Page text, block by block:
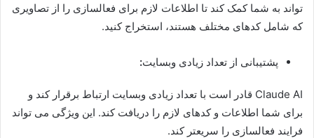
تواند به شما کمک کند تا اطلاعات لازم برای فعالسازی را از تصاویری
که شامل کدهای مختلف هستند، استخراج کنید.
پشتیبانی از تعداد زیادی وبسایت:
Claude AI قادر است با تعداد زیادی وبسایت ارتباط برقرار کند و
برای شما اطلاعات و کدهای لازم را دریافت کند. این ویژگی می تواند
فرایند فعالسازی را سریعتر کند.